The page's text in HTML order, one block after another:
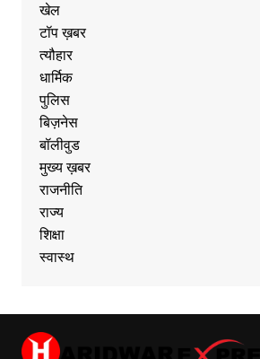
खेल
टॉप ख़बर
त्यौहार
धार्मिक
पुलिस
बिज़नेस
बॉलीवुड
मुख्य ख़बर
राजनीति
राज्य
शिक्षा
स्वास्थ